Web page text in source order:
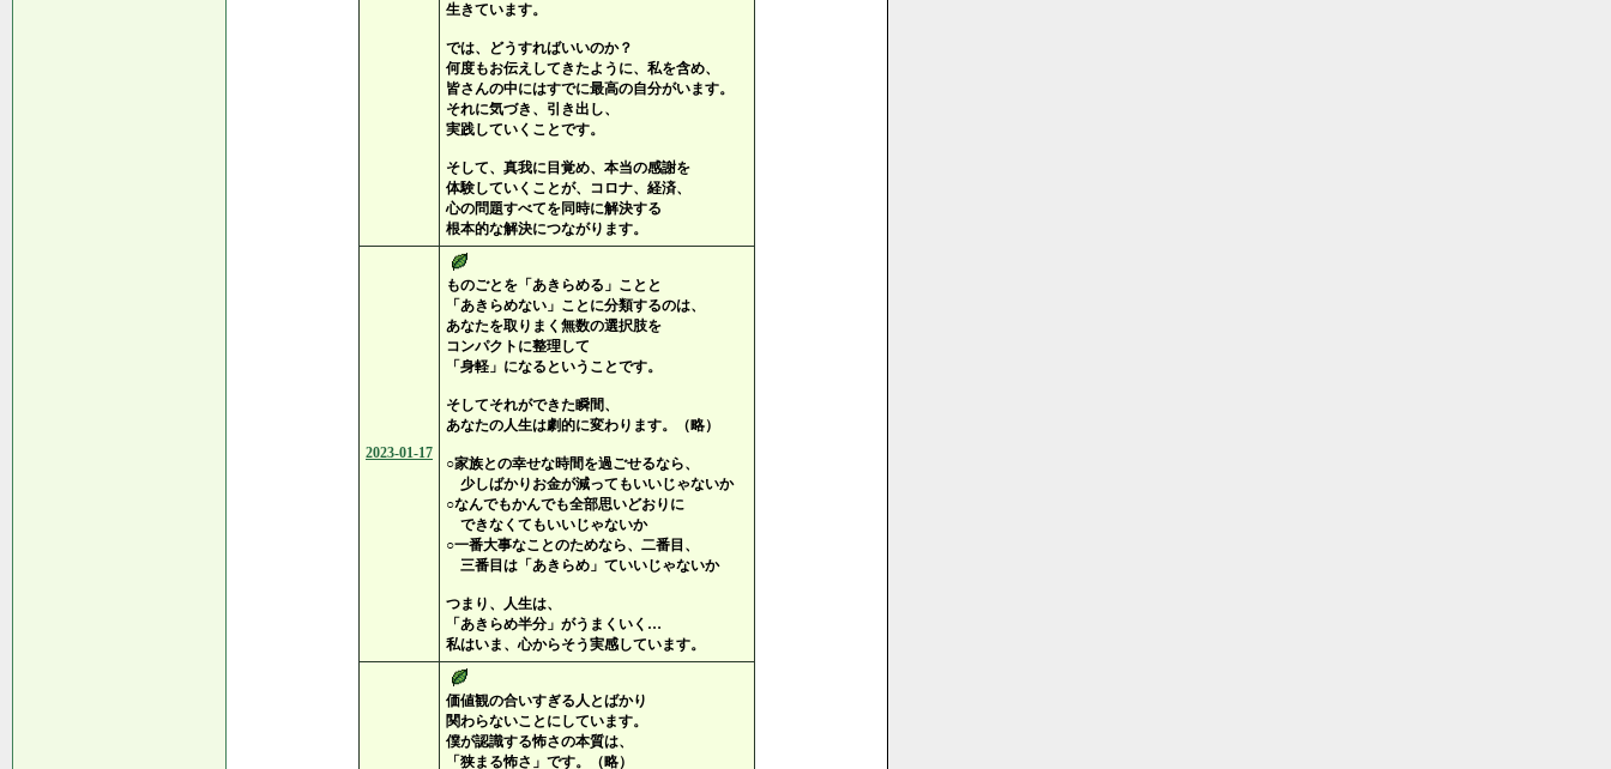
生きています。
では、どうすればいいのか？
何度もお伝えしてきたように、私を含め、
皆さんの中にはすでに最高の自分がいます。
それに気づき、引き出し、
実践していくことです。
そして、真我に目覚め、本当の感謝を
体験していくことが、コロナ、経済、
心の問題すべてを同時に解決する
根本的な解決につながります。
2023-01-17
ものごとを「あきらめる」ことと
「あきらめない」ことに分類するのは、
あなたを取りまく無数の選択肢を
コンパクトに整理して
「身軽」になるということです。
そしてそれができた瞬間、
あなたの人生は劇的に変わります。（略）
○家族との幸せな時間を過ごせるなら、
少しばかりお金が減ってもいいじゃないか
○なんでもかんでも全部思いどおりに
できなくてもいいじゃないか
○一番大事なことのためなら、二番目、
三番目は「あきらめ」ていいじゃないか
つまり、人生は、
「あきらめ半分」がうまくいく…
私はいま、心からそう実感しています。
価値観の合いすぎる人とばかり
関わらないことにしています。
僕が認識する怖さの本質は、
「狭まる怖さ」です。（略）